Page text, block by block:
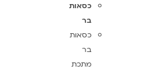
כסאות
בר
כסאות
בר
מתכת